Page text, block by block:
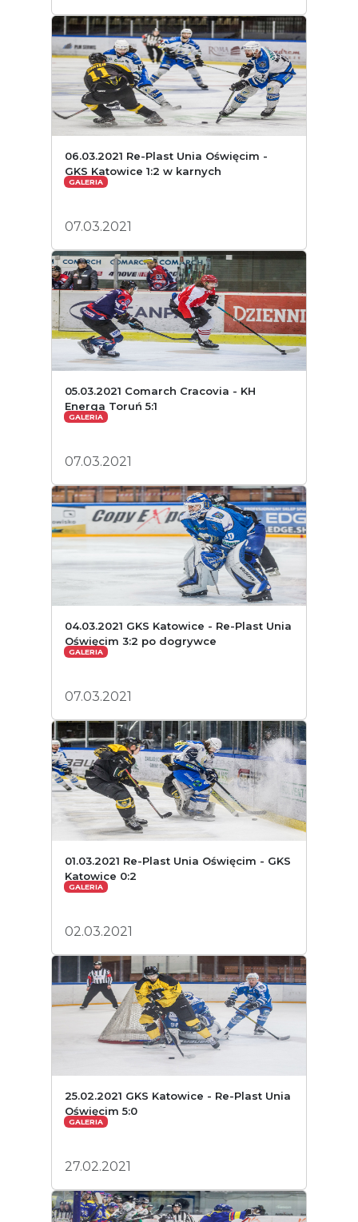
GALERIA
06.03.2021 Re-Plast Unia Oświęcim -
GKS Katowice 1:2 w karnych
07.03.2021
GALERIA
05.03.2021 Comarch Cracovia - KH
Energa Toruń 5:1
07.03.2021
GALERIA
04.03.2021 GKS Katowice - Re-Plast Unia
Oświęcim 3:2 po dogrywce
07.03.2021
GALERIA
01.03.2021 Re-Plast Unia Oświęcim - GKS
Katowice 0:2
02.03.2021
GALERIA
25.02.2021 GKS Katowice - Re-Plast Unia
Oświęcim 5:0
27.02.2021